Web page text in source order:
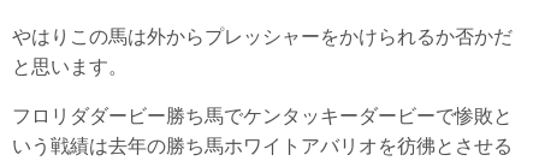
やはりこの馬は外からプレッシャーをかけられるか否かだ
と思います。
フロリダダービー勝ち馬でケンタッキーダービーで惨敗と
いう戦績は去年の勝ち馬ホワイトアバリオを彷彿とさせる